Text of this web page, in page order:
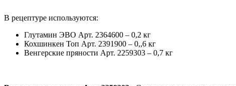
В рецептуре используются:
Глутамин ЭВО Арт. 2364600 – 0,2 кг
Кохшинкен Топ Арт. 2391900 – 0,,6 кг
Венгерские пряности Арт. 2259303 – 0,7 кг